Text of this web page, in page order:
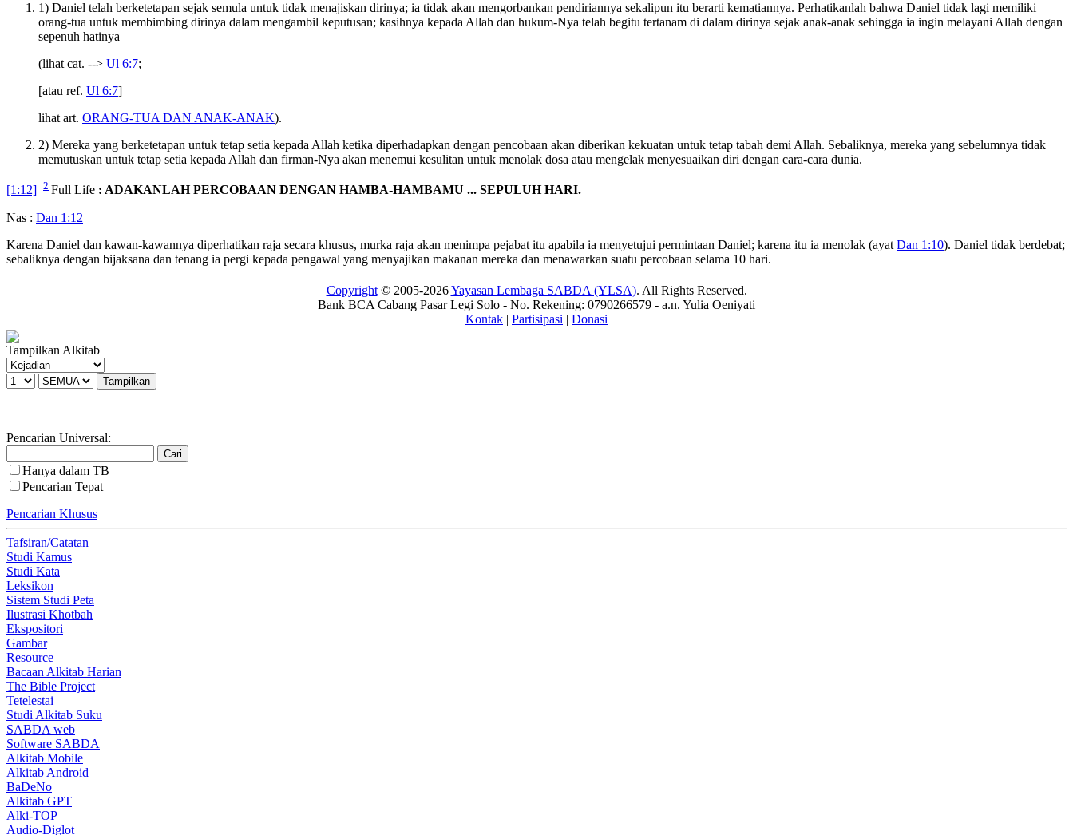
1) Daniel telah berketetapan sejak semula untuk tidak menajiskan dirinya; ia tidak akan mengorbankan pendiriannya sekalipun itu berarti kematiannya. Perhatikanlah bahwa Daniel tidak lagi memiliki
orang-tua untuk membimbing dirinya dalam mengambil keputusan; kasihnya kepada Allah dan hukum-Nya telah begitu tertanam di dalam dirinya sejak anak-anak sehingga ia ingin melayani Allah dengan
sepenuh hatinya
(lihat cat. --> Ul 6:7;
[atau ref. Ul 6:7]
lihat art. ORANG-TUA DAN ANAK-ANAK).
2) Mereka yang berketetapan untuk tetap setia kepada Allah ketika diperhadapkan dengan pencobaan akan diberikan kekuatan untuk tetap tabah demi Allah. Sebaliknya, mereka yang sebelumnya tidak
memutuskan untuk tetap setia kepada Allah dan firman-Nya akan menemui kesulitan untuk menolak dosa atau mengelak menyesuaikan diri dengan cara-cara dunia.
[1:12] 2 Full Life : ADAKANLAH PERCOBAAN DENGAN HAMBA-HAMBAMU ... SEPULUH HARI.
Nas : Dan 1:12
Karena Daniel dan kawan-kawannya diperhatikan raja secara khusus, murka raja akan menimpa pejabat itu apabila ia menyetujui permintaan Daniel; karena itu ia menolak (ayat Dan 1:10). Daniel tidak berdebat;
sebaliknya dengan bijaksana dan tenang ia pergi kepada pengawal yang menyajikan makanan mereka dan menawarkan suatu percobaan selama 10 hari.
Copyright© 2005-2026Yayasan Lembaga SABDA (YLSA). All Rights Reserved.
Bank BCA Cabang Pasar Legi Solo - No. Rekening: 0790266579 - a.n. Yulia Oeniyati
Kontak | Partisipasi | Donasi
Tampilkan Alkitab
Pencarian Universal:
Hanya dalam TB
Pencarian Tepat
Pencarian Khusus
Tafsiran/Catatan
Studi Kamus
Studi Kata
Leksikon
Sistem Studi Peta
Ilustrasi Khotbah
Ekspositori
Gambar
Resource
Bacaan Alkitab Harian
The Bible Project
Tetelestai
Studi Alkitab Suku
SABDA web
Software SABDA
Alkitab Mobile
Alkitab Android
BaDeNo
Alkitab GPT
Alki-TOP
Audio-Diglot